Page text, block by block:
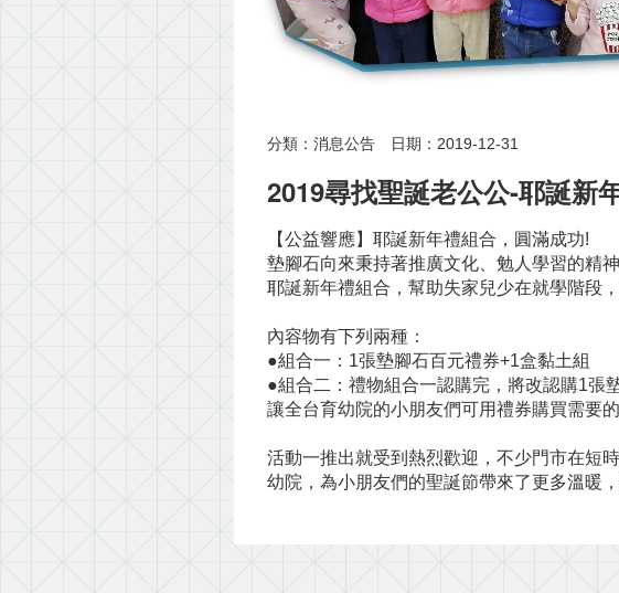
分類：消息公告 日期：2019-12-31
2019尋找聖誕老公公-耶誕新
【公益響應】耶誕新年禮組合，圓滿成功!
墊腳石向來秉持著推廣文化、勉人學習的精
耶誕新年禮組合，幫助失家兒少在就學階段
內容物有下列兩種：
●組合一：1張墊腳石百元禮券+1盒黏土組
●組合二：禮物組合一認購完，將改認購1張
讓全台育幼院的小朋友們可用禮券購買需要
活動一推出就受到熱烈歡迎，不少門市在短
幼院，為小朋友們的聖誕節帶來了更多溫暖